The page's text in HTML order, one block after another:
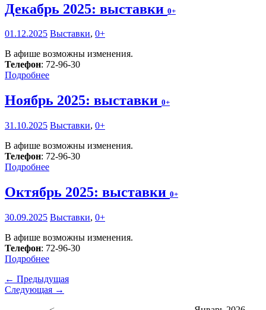
Декабрь 2025: выставки 0+
01.12.2025 Выставки, 0+
В афише возможны изменения.
Телефон: 72-96-30
Подробнее
Ноябрь 2025: выставки 0+
31.10.2025 Выставки, 0+
В афише возможны изменения.
Телефон: 72-96-30
Подробнее
Октябрь 2025: выставки 0+
30.09.2025 Выставки, 0+
В афише возможны изменения.
Телефон: 72-96-30
Подробнее
← Предыдущая
Следующая →